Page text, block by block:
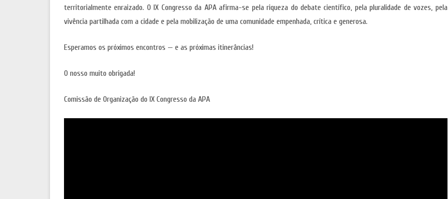
territorialmente enraizado. O IX Congresso da APA afirma-se pela riqueza do debate científico, pela pluralidade de vozes, pela
vivência partilhada com a cidade e pela mobilização de uma comunidade empenhada, crítica e generosa.
Esperamos os próximos encontros — e as próximas itinerâncias!
O nosso muito obrigada!
Comissão de Organização do IX Congresso da APA